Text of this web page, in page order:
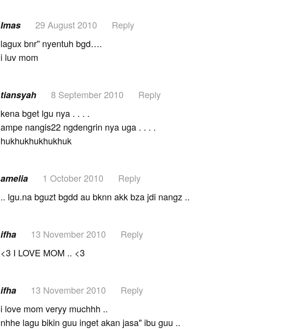
Imas 29 August 2010
Reply
lagux bnr'' nyentuh bgd….
i luv mom
tiansyah 8 September 2010
Reply
kena bget lgu nya . . . .
ampe nangis22 ngdengrin nya uga . . . .
hukhukhukhukhuk
amelia 1 October 2010
Reply
.. lgu.na bguzt bgdd au bknn akk bza jdi nangz ..
ifha 13 November 2010
Reply
<3 I LOVE MOM .. <3
ifha 13 November 2010
Reply
i love mom veryy muchhh ..
nhhe lagu bikin guu inget akan jasa" ibu guu ..